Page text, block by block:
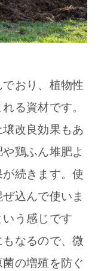
おり、植物性
る資材です。
改良効果もあ
鶏ふん堆肥よ
続きます。使
込んで使いま
う感じです
なるので、微
の増殖を防ぐ